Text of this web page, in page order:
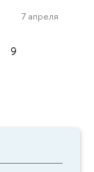
7 апреля
9